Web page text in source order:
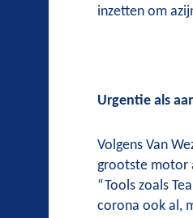
inzetten om
Urgentie als
Volgens Van
grootste motor
“Tools zoals
corona ook al,